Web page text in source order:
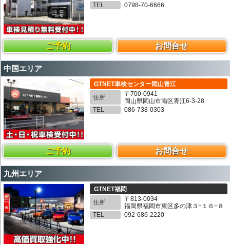
TEL
0798-70-6666
ご予約 お問合せ
中国エリア
GTNET車検センター岡山青江
住所
〒700-0941
岡山県岡山市南区青江6-3-28
TEL
086-738-0303
ご予約 お問合せ
九州エリア
GTNET福岡
住所
〒813-0034
福岡県福岡市東区多の津３−１６−８
TEL
092-686-2220